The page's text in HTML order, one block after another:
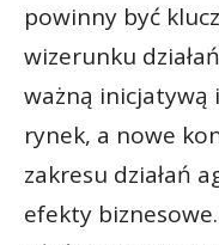
powinny być
wizerunku
ważną inicjatywą
rynek, a nowe
zakresu działań
efekty